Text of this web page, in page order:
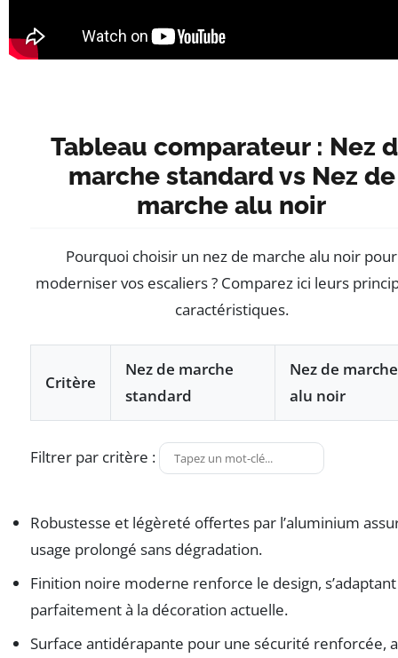
Tableau comparateur : Nez
marche standard vs Nez de
marche alu noir
Pourquoi choisir un nez de marche alu noir pour
moderniser vos escaliers ? Comparez ici leurs
caractéristiques.
Critère
Nez de marche
standard
Nez de marche
alu noir
Filtrer par critère :
Robustesse et légèreté offertes par l’aluminium
usage prolongé sans dégradation.
Finition noire moderne renforce le design, s’adaptant
parfaitement à la décoration actuelle.
Surface antidérapante pour une sécurité renforcée,